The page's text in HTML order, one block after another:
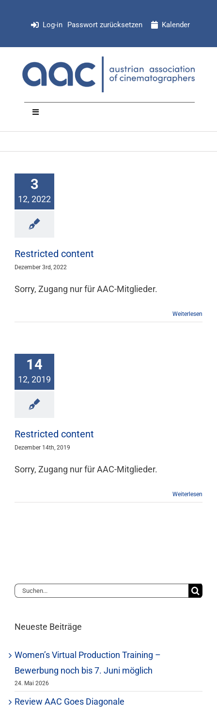
Log-in Passwort zurücksetzen Kalender
Toggle
Mitglieder
Berufsbilder
FORUM
3
12, 2022
Restricted content
Dezember 3rd, 2022
Sorry, Zugang nur für AAC-Mitglieder.
Weiterlesen
14
12, 2019
Restricted content
Dezember 14th, 2019
Sorry, Zugang nur für AAC-Mitglieder.
Weiterlesen
Suche
Neueste Beiträge
Women’s Virtual Production Training –
Bewerbung noch bis 7. Juni möglich
24. Mai 2026
Review AAC Goes Diagonale